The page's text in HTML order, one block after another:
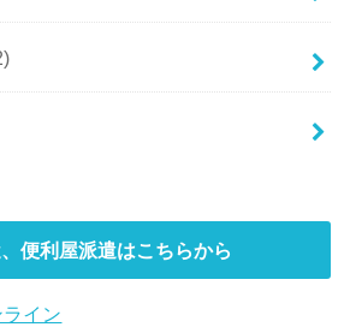
便利屋派遣はこちらから
イン